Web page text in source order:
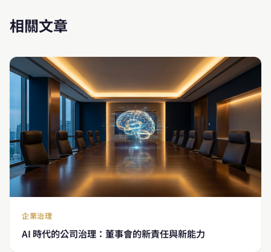
相關文章
企業治理
AI 時代的公司治理：董事會的新責任與新能力